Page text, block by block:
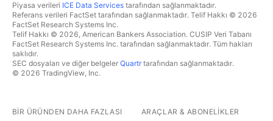
Piyasa verileri ICE Data Services tarafından sağlanmaktadır.
Referans verileri FactSet tarafından sağlanmaktadır. Telif Hakkı © 2026
FactSet Research Systems Inc.
Telif Hakkı © 2026, American Bankers Association. CUSIP Veri Tabanı
FactSet Research Systems Inc. tarafından sağlanmaktadır. Tüm hakları
saklıdır.
SEC dosyaları ve diğer belgeler Quartrtarafından sağlanmaktadır.
© 2026 TradingView, Inc.
BIR ÜRÜNDEN DAHA FAZLASI ARAÇLAR & ABONELIKLER